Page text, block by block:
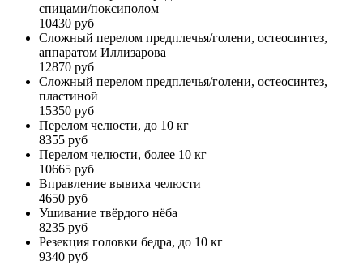
спицами/поксиполом
10430 руб
Сложный перелом предплечья/голени, остеосинтез,
аппаратом Иллизарова
12870 руб
Сложный перелом предплечья/голени, остеосинтез,
пластиной
15350 руб
Перелом челюсти, до 10 кг
8355 руб
Перелом челюсти, более 10 кг
10665 руб
Вправление вывиха челюсти
4650 руб
Ушивание твёрдого нёба
8235 руб
Резекция головки бедра, до 10 кг
9340 руб